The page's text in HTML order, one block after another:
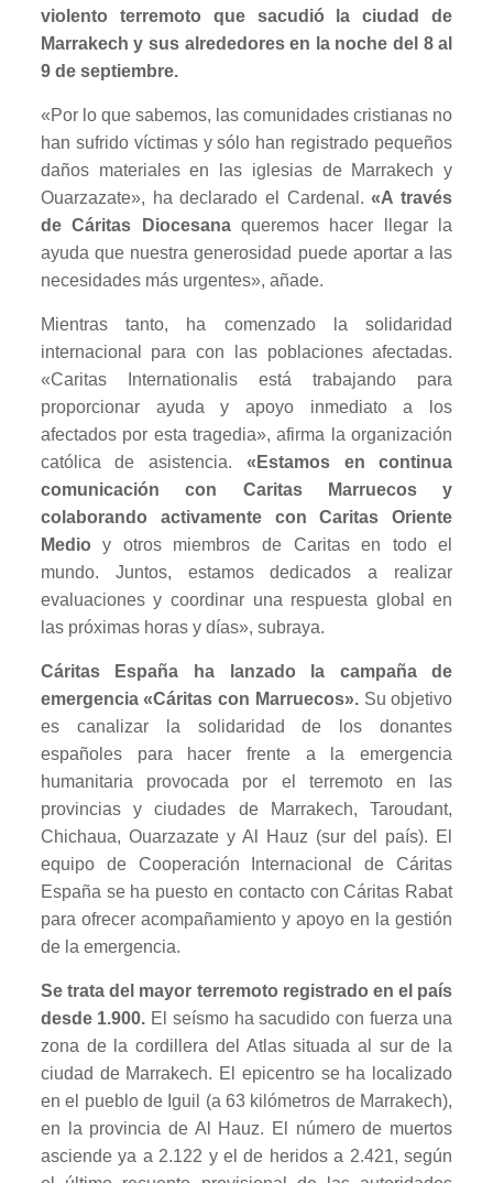
violento terremoto que sacudió la ciudad de
Marrakech y sus alrededores en la noche del 8 al
9 de septiembre.
«Por lo que sabemos, las comunidades cristianas no
han sufrido víctimas y sólo han registrado pequeños
daños materiales en las iglesias de Marrakech y
Ouarzazate», ha declarado el Cardenal.«A través
de Cáritas Diocesanaqueremos hacer llegar la
ayuda que nuestra generosidad puede aportar a las
necesidades más urgentes», añade.
Mientras tanto, ha comenzado la solidaridad
internacional para con las poblaciones afectadas.
«Caritas Internationalis está trabajando para
proporcionar ayuda y apoyo inmediato a los
afectados por esta tragedia», afirma la organización
católica de asistencia. «Estamos en continua
comunicación con Caritas Marruecos y
colaborando activamente con Caritas Oriente
Medio y otros miembros de Caritas en todo el
mundo. Juntos, estamos dedicados a realizar
evaluaciones y coordinar una respuesta global en
las próximas horas y días», subraya.
Cáritas España ha lanzado la campaña de
emergencia «Cáritas con Marruecos».Su objetivo
es canalizar la solidaridad de los donantes
españoles para hacer frente a la emergencia
humanitaria provocada por el terremoto en las
provincias y ciudades de Marrakech, Taroudant,
Chichaua, Ouarzazate y Al Hauz (sur del país). El
equipo de Cooperación Internacional de Cáritas
España se ha puesto en contacto con Cáritas Rabat
para ofrecer acompañamiento y apoyo en la gestión
de la emergencia.
Se trata del mayor terremoto registrado en el país
desde 1.900. El seísmo ha sacudido con fuerza una
zona de la cordillera del Atlas situada al sur de la
ciudad de Marrakech. El epicentro se ha localizado
en el pueblo de Iguil (a 63 kilómetros de Marrakech),
en la provincia de Al Hauz. El número de muertos
asciende ya a 2.122 y el de heridos a 2.421, según